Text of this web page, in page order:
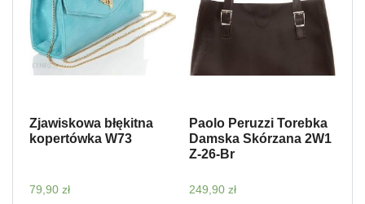
Zjawiskowa błękitna
kopertówka W73
79,90 zł
Paolo Peruzzi Torebka
Damska Skórzana 2W1
Z-26-Br
249,90 zł